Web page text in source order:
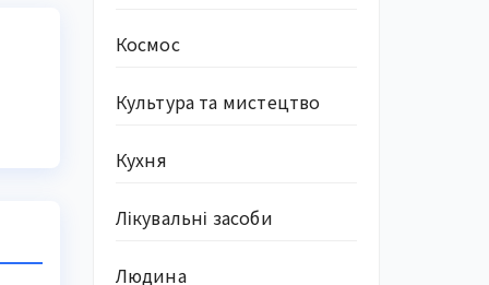
Космос
Культура та мистецтво
Кухня
Лікувальні засоби
Людина